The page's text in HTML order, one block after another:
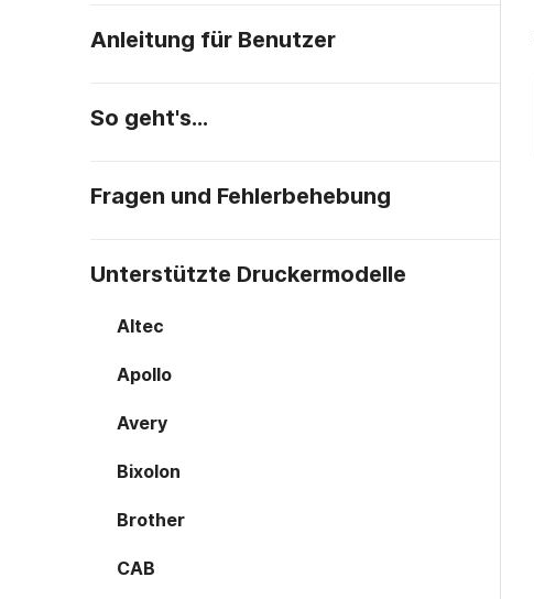
Anleitung für Benutzer
So geht's…
Fragen und Fehlerbehebung
Unterstützte Druckermodelle
Altec
Apollo
Avery
Bixolon
Brother
CAB